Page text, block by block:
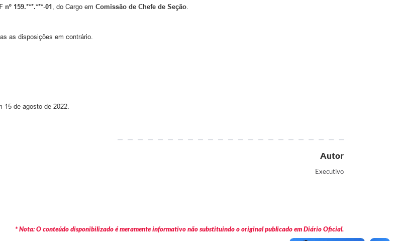
nº 159.***.***-01 , do Cargo em Comissão de Chefe de Seção
as disposições em contrário.
15 de agosto de 2022.
Autor
Executivo
* Nota: O conteúdo disponibilizado é meramente informativo não substituindo o original publicado em Diário Oficial.